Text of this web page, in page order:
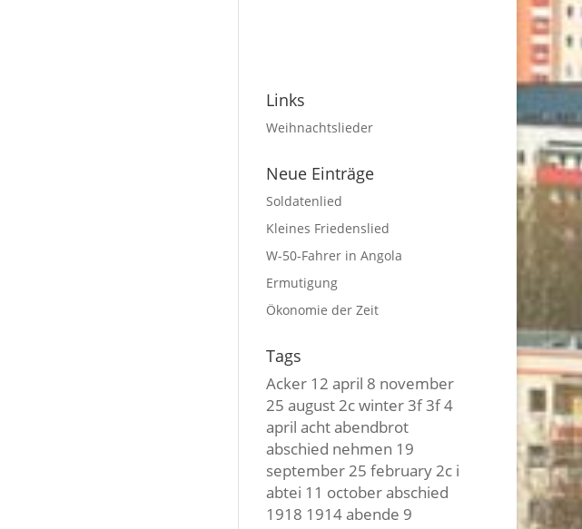
Links
Weihnachtslieder
Neue Einträge
Soldatenlied
Kleines Friedenslied
W-50-Fahrer in Angola
Ermutigung
Ökonomie der Zeit
Tags
Acker 12 april 8 november
25 august2c winter3f 3f4
april achtabendbrot
abschied nehmen 19
september25 february2c i
abtei 11 octoberabschied
1918 1914abende 9